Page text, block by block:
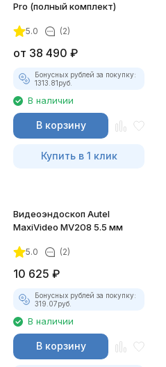
Pro (полный комплект)
5.0 (2)
от 38 490 ₽
Бонусных рублей за покупку:
1313.81руб.
В наличии
В корзину
Купить в 1 клик
Видеоэндоскоп Autel
MaxiVideo MV208 5.5 мм
5.0 (2)
10 625 ₽
Бонусных рублей за покупку:
319.07руб.
В наличии
В корзину